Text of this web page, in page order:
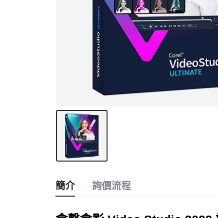
簡介 詢價流程